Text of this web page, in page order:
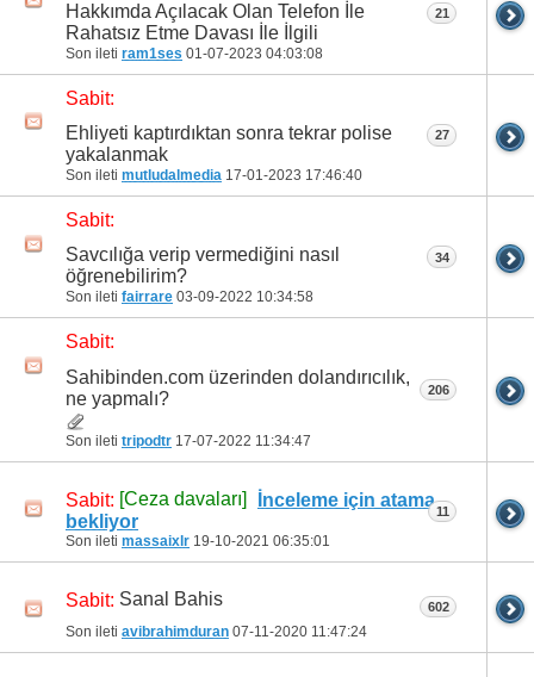
Hakkımda Açılacak Olan Telefon İle
Rahatsız Etme Davası İle İlgili
Son ileti ram1ses 01-07-2023 04:03:08
21
Sabit:
Ehliyeti kaptırdıktan sonra tekrar polise
yakalanmak
Son ileti mutludalmedia 17-01-2023 17:46:40
27
Sabit:
Savcılığa verip vermediğini nasıl
öğrenebilirim?
Son ileti fairrare 03-09-2022 10:34:58
34
Sabit:
Sahibinden.com üzerinden dolandırıcılık,
ne yapmalı?
Son ileti tripodtr 17-07-2022 11:34:47
206
Sabit: [Ceza davaları]
İnceleme için atama
bekliyor
Son ileti massaixlr 19-10-2021 06:35:01
11
Sabit: Sanal Bahis
Son ileti avibrahimduran 07-11-2020 11:47:24
602